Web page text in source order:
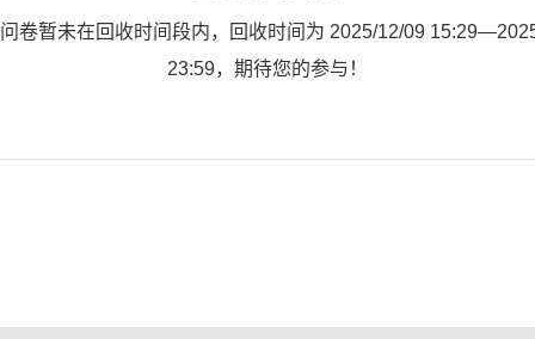
卷暂未在回收时间段内，回收时间为 2025/12/09
23:59，期待您的参与！